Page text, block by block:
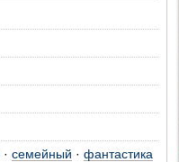
· семейный · фантастика